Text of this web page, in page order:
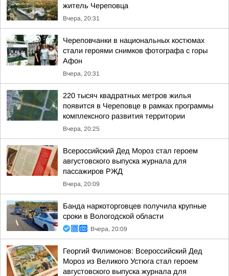
житель Череповца
Вчера, 20:31
Череповчанки в национальных костюмах
стали героями снимков фотографа с горы
Афон
Вчера, 20:31
220 тысяч квадратных метров жилья
появится в Череповце в рамках программы
комплексного развития территории
Вчера, 20:25
Всероссийский Дед Мороз стал героем
августовского выпуска журнала для
пассажиров РЖД
Вчера, 20:09
Банда наркоторговцев получила крупные
сроки в Вологодской области
Вчера, 20:09
Георгий Филимонов: Всероссийский Дед
Мороз из Великого Устюга стал героем
августовского выпуска журнала для